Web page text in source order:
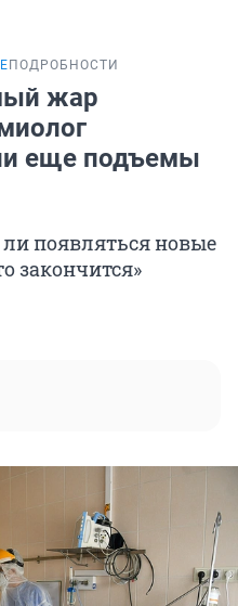
ПОДРОБНОСТИ
жар
еще подъемы
появляться новые
закончится»